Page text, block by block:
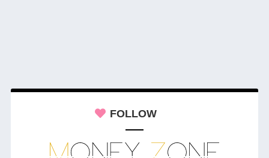
FOLLOW